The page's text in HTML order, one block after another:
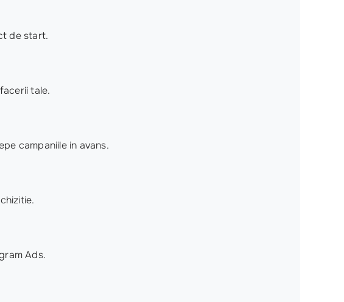
de start.
tale.
campaniile in avans.
Ads.